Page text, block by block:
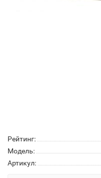
Рейтинг:
Модель:
Артикул: